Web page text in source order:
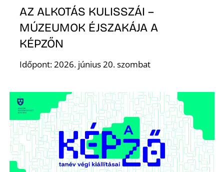
AZ ALKOTÁS KULISSZÁI –
MÚZEUMOK ÉJSZAKÁJA A
KÉPZŐN
Időpont: 2026. június 20. szombat